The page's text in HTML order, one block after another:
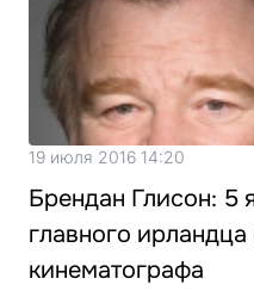
19 июля 2016 14:20
Брендан Глисон: 5
главного
кинематографа